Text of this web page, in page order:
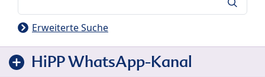
Erweiterte Suche
HiPP WhatsApp-Kanal